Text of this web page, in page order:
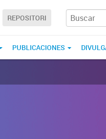
REPOSITORI
PUBLICACIONES